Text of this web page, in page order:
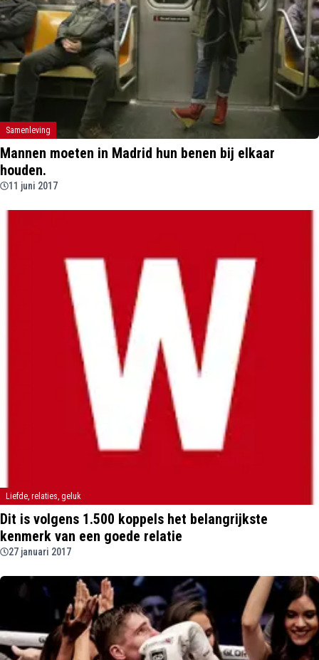
Samenleving
Mannen moeten in Madrid hun benen bij elkaar
houden.
11 juni 2017
Liefde, relaties, geluk
Dit is volgens 1.500 koppels het belangrijkste
kenmerk van een goede relatie
27 januari 2017